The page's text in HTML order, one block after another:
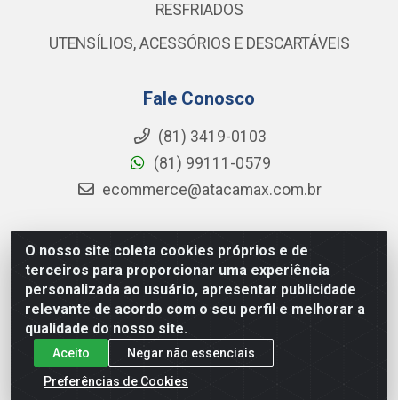
O nosso site coleta cookies próprios e de
terceiros para proporcionar uma experiência
personalizada ao usuário, apresentar publicidade
relevante de acordo com o seu perfil e melhorar a
qualidade do nosso site.
Aceito
Negar não essenciais
Preferências de Cookies
RESFRIADOS
UTENSÍLIOS, ACESSÓRIOS E DESCARTÁVEIS
Fale Conosco
(81) 3419-0103
(81) 99111-0579
ecommerce@atacamax.com.br
Atacamax Importadora de Alimentos LTDA - RODOVIA BR-
101 - SUL, KM 79,60 GP E GALPAO:D - Muribeca, Jaboatão dos
Guararapes - PE, 54355-010 - CNPJ 08.305.623/0001-84